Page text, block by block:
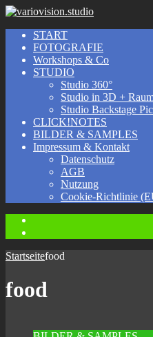
START
FOTOGRAFIE
Workshops & Co
STUDIO
Studio 360°
Studio in 3D +
Studio Backstage
CLICK!NOTES
BILDER & SAMPLES
Impressum & Kontakt
Datenschutz
AGB
Nutzung
Cookie-Richtlinie
Startseitefood
food